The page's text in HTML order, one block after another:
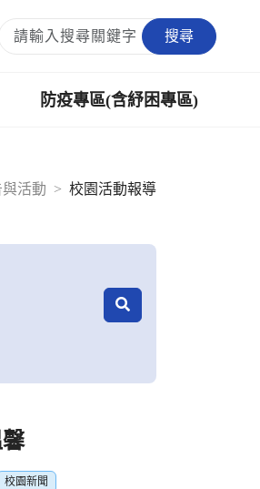
搜尋
防疫專區(含紓困專區)
與活動 校園活動報導
校園新聞